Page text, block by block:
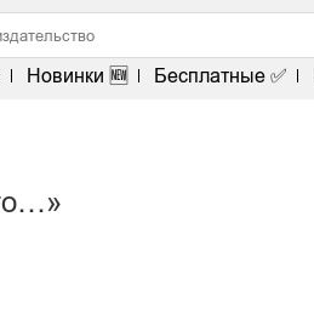
Новинки 🆕 Бесплатные ✅